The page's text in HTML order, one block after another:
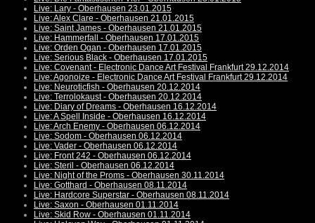
Live: Lary - Oberhausen 23.01.2015
Live: Alex Clare - Oberhausen 21.01.2015
Live: Saint James - Oberhausen 21.01.2015
Live: Hammerfall - Oberhausen 17.01.2015
Live: Orden Ogan - Oberhausen 17.01.2015
Live: Serious Black - Oberhausen 17.01.2015
Live: Covenant - Electronic Dance Art Festival Frankfurt 29.12.2014
Live: Agonoize - Electronic Dance Art Festival Frankfurt 29.12.2014
Live: Neuroticfish - Oberhausen 20.12.2014
Live: Terrolokaust - Oberhausen 20.12.2014
Live: Diary of Dreams - Oberhausen 16.12.2014
Live: A Spell Inside - Oberhausen 16.12.2014
Live: Arch Enemy - Oberhausen 06.12.2014
Live: Sodom - Oberhausen 06.12.2014
Live: Vader - Oberhausen 06.12.2014
Live: Front 242 - Oberhausen 06.12.2014
Live: Steril - Oberhausen 06.12.2014
Live: Night of the Proms - Oberhausen 30.11.2014
Live: Gotthard - Oberhausen 08.11.2014
Live: Hardcore Superstar - Oberhausen 08.11.2014
Live: Saxon - Oberhausen 01.11.2014
Live: Skid Row - Oberhausen 01.11.2014